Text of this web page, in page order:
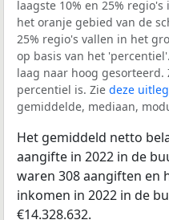
laagste 10% en 25%
het oranje gebied van de
25% regio's vallen in het
op basis van het
laag naar hoog gesorteerd.
percentiel is. Zie deze uitleg
gemiddelde, mediaan,
Het gemiddeld netto
aangifte in 2022 in de
waren 308 aangiften en
inkomen in 2022 in de
€14.328.632.